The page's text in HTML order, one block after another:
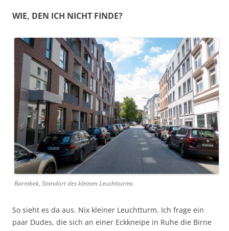
WIE, DEN ICH NICHT FINDE?
Barmbek, Standort des kleinen Leuchtturms
So sieht es da aus. Nix kleiner Leuchtturm. Ich frage ein
paar Dudes, die sich an einer Eckkneipe in Ruhe die Birne